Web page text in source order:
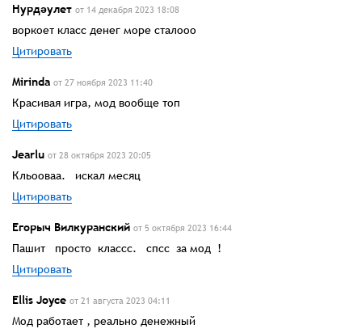
Нурдәулет от 14 декабря 2023 18:08
воркоет класс денег море сталооо
Цитировать
Mirinda от 27 ноября 2023 11:40
Красивая игра, мод вообще топ
Цитировать
Jearlu от 28 октября 2023 20:05
Кльооваа. искал месяц
Цитировать
Егорыч Вилкуранский от 5 октября 2023 16:44
Пашит просто классс. спсс за мод !
Цитировать
Ellis Joyce от 21 августа 2023 04:11
Мод работает , реально денежный